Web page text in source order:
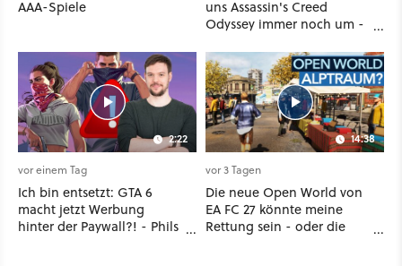
AAA-Spiele
uns Assassin's Creed
Odyssey immer noch um -
2:22
vor einem Tag
Ich bin entsetzt: GTA 6
macht jetzt Werbung
hinter der Paywall?! - Phils
14:38
vor 3 Tagen
Die neue Open World von
EA FC 27 könnte meine
Rettung sein - oder die